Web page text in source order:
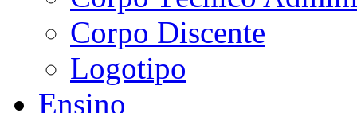
Corpo Discente
Logotipo
Ensino